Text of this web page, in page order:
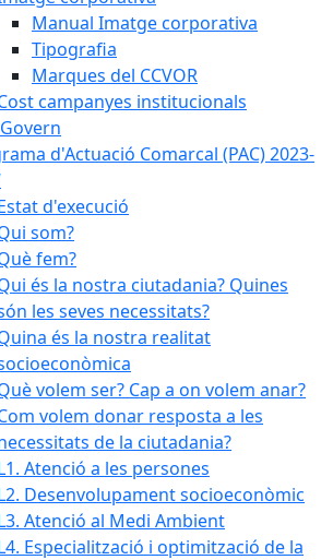
Manual Imatge corporativa
Tipografia
Marques del CCVOR
campanyes institucionals
d'Actuació Comarcal (PAC) 2023-
d'execució
som?
fem?
és la nostra ciutadania? Quines
les seves necessitats?
és la nostra realitat
volem ser? Cap a on volem anar?
volem donar resposta a les
de la ciutadania?
Atenció a les persones
Desenvolupament socioeconòmic
Atenció al Medi Ambient
Especialització i optimització de la